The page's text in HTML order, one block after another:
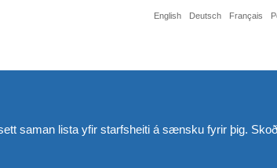
English Deutsch Français
saman lista yfir starfsheiti á sænsku fyrir þig.